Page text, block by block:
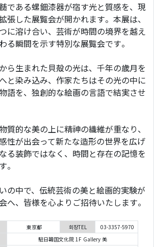
である螺鈿漆器が宿す光と質感を、現
張した展覧会が開かれます。本展は、
に溶け合い、芸術が時間の境界を越え
る瞬間を示す特別な展覧会です。
ら生まれた貝殻の光は、千年の歳月を
と染み込み、作家たちはその光の中に
語を、独創的な絵画の言語で結実させ
質的な美の上に精神の繊維が重なり、
性が出会って新たな造形の世界を広げ
る装飾ではなく、時間と存在の記憶を
。
の中で、伝統芸術の美と絵画的実験が
へ、皆様を心よりご招待いたします。
東京都 회장TEL
03-3357-5970
駐日韓国文化院 1F Gallery 美